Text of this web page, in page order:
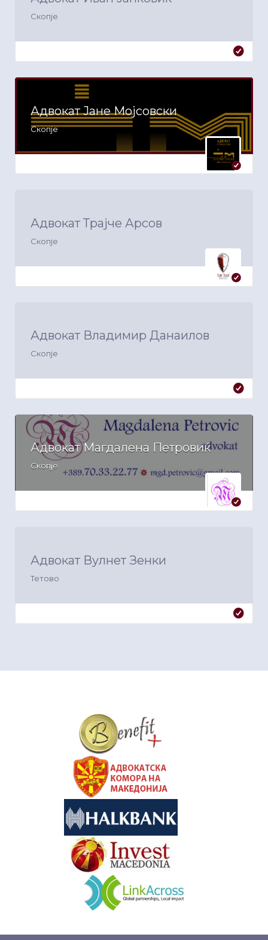
Скопје
Адвокат Јане Мојсовски
Скопје
Адвокат Трајче Арсов
Скопје
Адвокат Владимир Данаилов
Скопје
Адвокат Магдалена Петровиќ
Скопје
Адвокат Вулнет Зенки
Тетово